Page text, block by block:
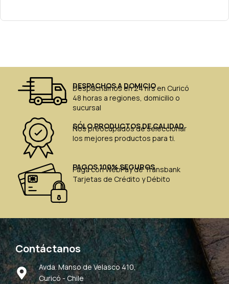
DESPACHOS A DOMICIO
Despachamos en 24 hrs en Curicó
48 horas a regiones, domicilio o
sucursal
SÓLO PRODUCTOS DE CALIDAD
Nos preocupados de seleccionar
los mejores productos para ti.
PAGOS 100% SEGUROS
Paga con WebPay de Transbank
Tarjetas de Crédito y Débito
Contáctanos
Avda. Manso de Velasco 410,
Curicó - Chile